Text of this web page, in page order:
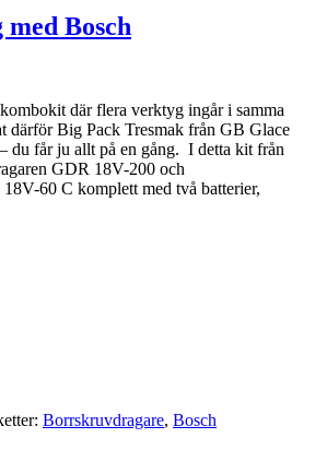
Bosch
där flera verktyg ingår i samma
därför Big Pack Tresmak från GB Glace
du får ju allt på en gång. I detta kit från
GDR 18V-200 och
60 C komplett med två batterier,
Borrskruvdragare, Bosch